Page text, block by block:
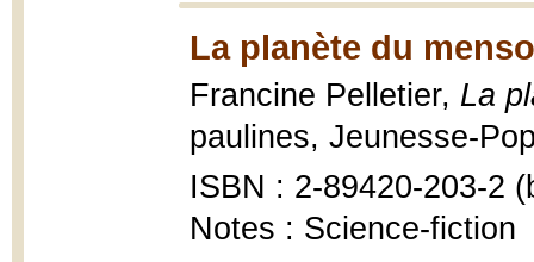
La planète du
Francine Pelletier, La
paulines, Jeunesse-
ISBN : 2-89420-203-2
Notes : Science-fiction